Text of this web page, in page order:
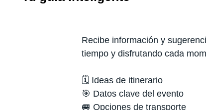
Recibe información y
tiempo y disfrutando cada
🗓️ Ideas de itinerario
🎯 Datos clave del evento
🚐 Opciones de transporte